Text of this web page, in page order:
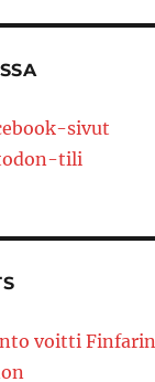
sivut
tili
voitti Finfarin